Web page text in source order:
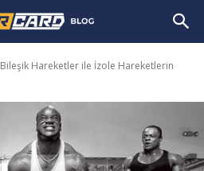
Bileşik Hareketler ile İzole Hareketlerin